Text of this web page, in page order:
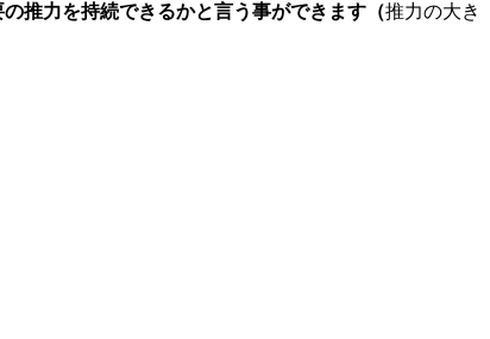
推力を持続できるかと言う事ができます（推力の大き